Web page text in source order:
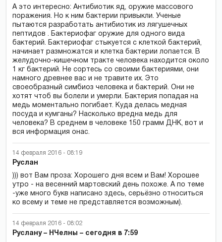
А это интересно: Антибиотик яд, оружие массового
поражения. Но к ним бактерии привыкли. Ученые
пытаются разработать антибиотик из лягушечных
пептидов . Бактериофаг оружие для одного вида
бактерий. Бактериофаг стыкуется с клеткой бактерий,
начинает размножатся и клетка бактерии лопается. В
желудочно-кишечном тракте человека находится около
1 кг бактерий. Не сортесь со своими бактериями, они
намного древнее вас и не травите их. Это
своеобразный симбиоз человека и бактерий. Они не
хотят чтоб вы болели и умерли. Бактерия попадая на
медь моментально погибает. Куда делась медная
посуда и кумганы? Насколько вредна медь для
человека? В среднем в человеке 150 грамм ДНК, вот и
вся информация онас.
14 февраля 2016 - 08:19
Руслан
))) вот Вам проза: Хорошего дня всем и Вам! Хорошее
утро - на весенний мартовский день похоже. А по теме
-уже много букв написано здесь, серьёзно относиться
ко всему и теме не представляется возможным).
14 февраля 2016 - 08:02
Руслану – НЧелны – сегодня в 7:59